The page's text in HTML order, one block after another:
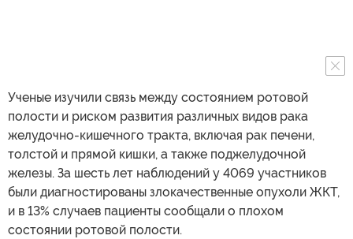
Ученые изучили связь между состоянием ротовой
полости и риском развития различных видов рака
желудочно-кишечного тракта, включая рак печени,
толстой и прямой кишки, а также поджелудочной
железы. За шесть лет наблюдений у 4069 участников
были диагностированы злокачественные опухоли ЖКТ,
и в 13% случаев пациенты сообщали о плохом
состоянии ротовой полости.